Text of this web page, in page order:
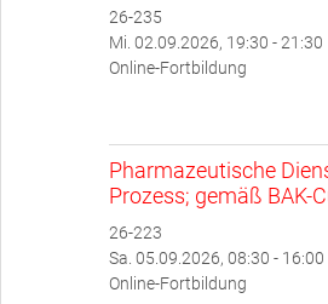
26-235
Mi. 02.09.2026, 19:30 - 21:30
Online-Fortbildung
Pharmazeutische
Prozess; gemäß BAK-
26-223
Sa. 05.09.2026, 08:30 - 16:00
Online-Fortbildung